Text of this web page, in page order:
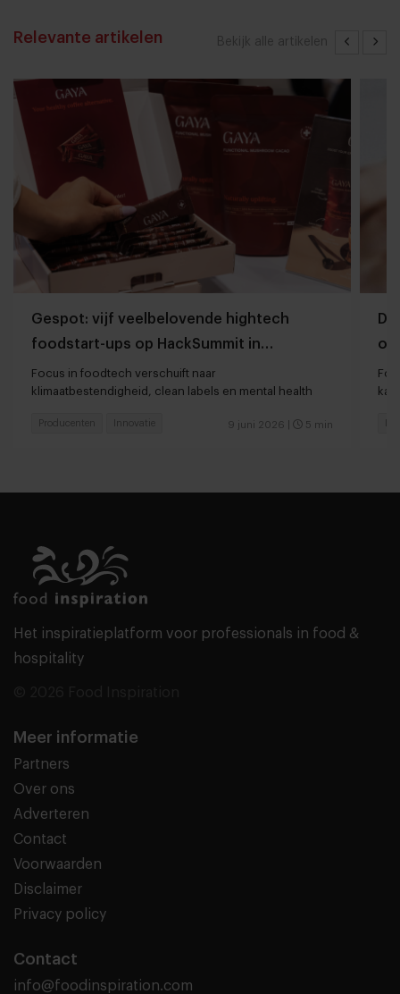
Bekijk alle artikelen
Relevante artikelen
Gespot: vijf veelbelovende hightech
foodstart-ups op HackSummit in
Zwitserland
Focus in foodtech verschuift naar
klimaatbestendigheid, clean labels en mental health
9 juni 2026 5 min
Producenten Innovatie
Het inspiratieplatform voor professionals in food &
hospitality
Meer informatie
Partners
Over ons
Adverteren
Contact
Voorwaarden
Disclaimer
Privacy policy
Contact
info@foodinspiration.com